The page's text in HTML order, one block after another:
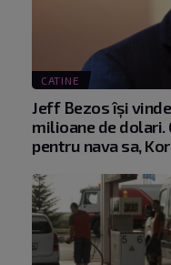
CATINE
Jeff Bezos își
milioane de dolari.
pentru nava sa,